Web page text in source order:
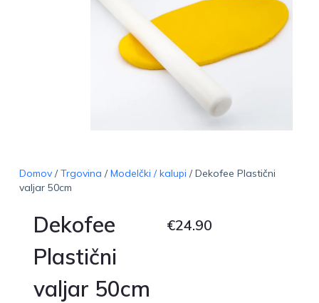
Domov/Trgovina /Modelčki / kalupi / Dekofee Plastični
valjar 50cm
Dekofee
Plastični
valjar 50cm
€24.90